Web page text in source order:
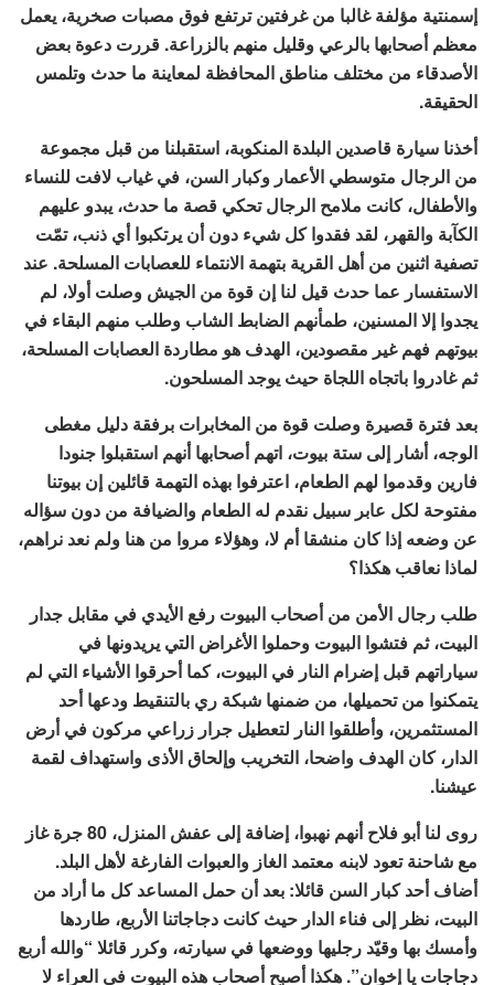
إسمنتية مؤلفة غالبا من غرفتين ترتفع فوق مصبات صخرية، يعمل
معظم أصحابها بالرعي وقليل منهم بالزراعة. قررت دعوة بعض
الأصدقاء من مختلف مناطق المحافظة لمعاينة ما حدث وتلمس
الحقيقة.
أخذنا سيارة قاصدين البلدة المنكوبة، استقبلنا من قبل مجموعة
من الرجال متوسطي الأعمار وكبار السن، في غياب لافت للنساء
والأطفال، كانت ملامح الرجال تحكي قصة ما حدث، يبدو عليهم
الكآبة والقهر، لقد فقدوا كل شيء دون أن يرتكبوا أي ذنب، تمّت
تصفية اثنين من أهل القرية بتهمة الانتماء للعصابات المسلحة. عند
الاستفسار عما حدث قيل لنا إن قوة من الجيش وصلت أولا، لم
يجدوا إلا المسنين، طمأنهم الضابط الشاب وطلب منهم البقاء في
بيوتهم فهم غير مقصودين، الهدف هو مطاردة العصابات المسلحة،
ثم غادروا باتجاه اللجاة حيث يوجد المسلحون.
بعد فترة قصيرة وصلت قوة من المخابرات برفقة دليل مغطى
الوجه، أشار إلى ستة بيوت، اتهم أصحابها أنهم استقبلوا جنودا
فارين وقدموا لهم الطعام، اعترفوا بهذه التهمة قائلين إن بيوتنا
مفتوحة لكل عابر سبيل نقدم له الطعام والضيافة من دون سؤاله
عن وضعه إذا كان منشقا أم لا، وهؤلاء مروا من هنا ولم نعد نراهم،
لماذا نعاقب هكذا؟
طلب رجال الأمن من أصحاب البيوت رفع الأيدي في مقابل جدار
البيت، ثم فتشوا البيوت وحملوا الأغراض التي يريدونها في
سياراتهم قبل إضرام النار في البيوت، كما أحرقوا الأشياء التي لم
يتمكنوا من تحميلها، من ضمنها شبكة ري بالتنقيط ودعها أحد
المستثمرين، وأطلقوا النار لتعطيل جرار زراعي مركون في أرض
الدار، كان الهدف واضحا، التخريب وإلحاق الأذى واستهداف لقمة
عيشنا.
روى لنا أبو فلاح أنهم نهبوا، إضافة إلى عفش المنزل، 80 جرة غاز
مع شاحنة تعود لابنه معتمد الغاز والعبوات الفارغة لأهل البلد.
أضاف أحد كبار السن قائلا: بعد أن حمل المساعد كل ما أراد من
البيت، نظر إلى فناء الدار حيث كانت دجاجاتنا الأربع، طاردها
وأمسك بها وقيّد رجليها ووضعها في سيارته، وكرر قائلا “والله أربع
دجاجات يا إخوان”. هكذا أصبح أصحاب هذه البيوت في العراء لا